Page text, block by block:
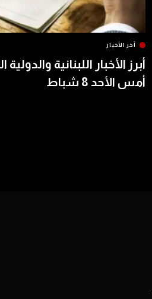
آخر الأخبار
أبرز الأخبار اللبنانية
أمس الأحد 8 شباط